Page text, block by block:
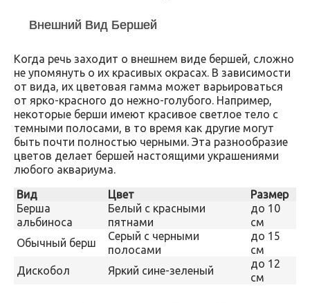
Внешний Вид Бершей
Когда речь заходит о внешнем виде бершей, сложно
не упомянуть о их красивых окрасах. В зависимости
от вида, их цветовая гамма может варьироваться
от ярко-красного до нежно-голубого. Например,
некоторые берши имеют красивое светлое тело с
темными полосами, в то время как другие могут
быть почти полностью черными. Эта разнообразие
цветов делает бершей настоящими украшениями
любого аквариума.
Вид
Цвет
Размер
Берша
альбиноса
Белый с красными
пятнами
до 10
см
Обычный берш
Серый с черными
полосами
до 15
см
Дискобол
Яркий сине-зеленый
до 12
см